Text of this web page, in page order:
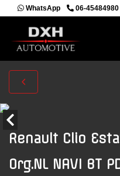
WhatsApp 06-45484980
Renault Clio
Org.NL NAVI BT